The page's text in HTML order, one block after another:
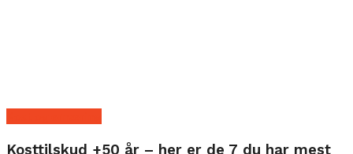
Kosttilskud +50 år – her er de 7 du har mest